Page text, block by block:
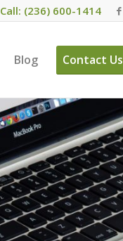
Call: (236) 600-1414
Blog Contact Us